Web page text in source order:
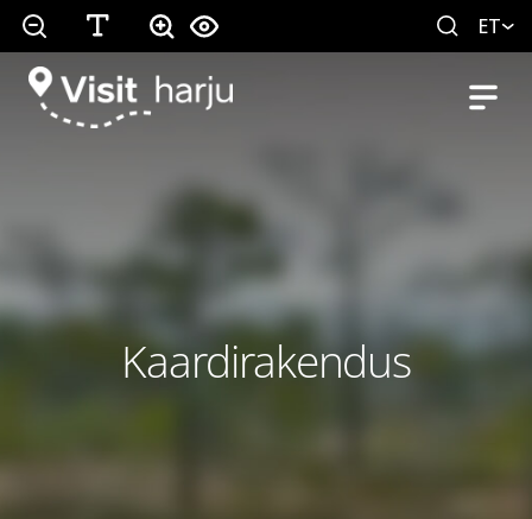
ET
Kaardirakendus